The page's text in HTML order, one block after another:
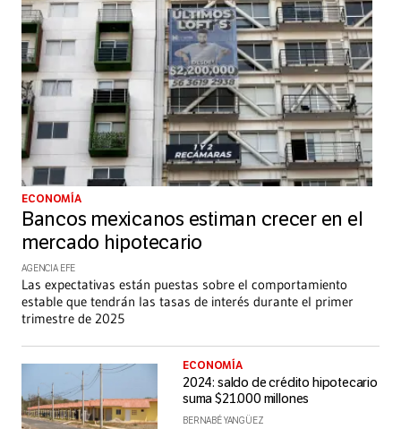
ECONOMÍA
Bancos mexicanos estiman crecer en el
mercado hipotecario
AGENCIA EFE
Las expectativas están puestas sobre el comportamiento
estable que tendrán las tasas de interés durante el primer
trimestre de 2025
ECONOMÍA
2024: saldo de crédito hipotecario
suma $21.000 millones
BERNABÉ YANGÜEZ